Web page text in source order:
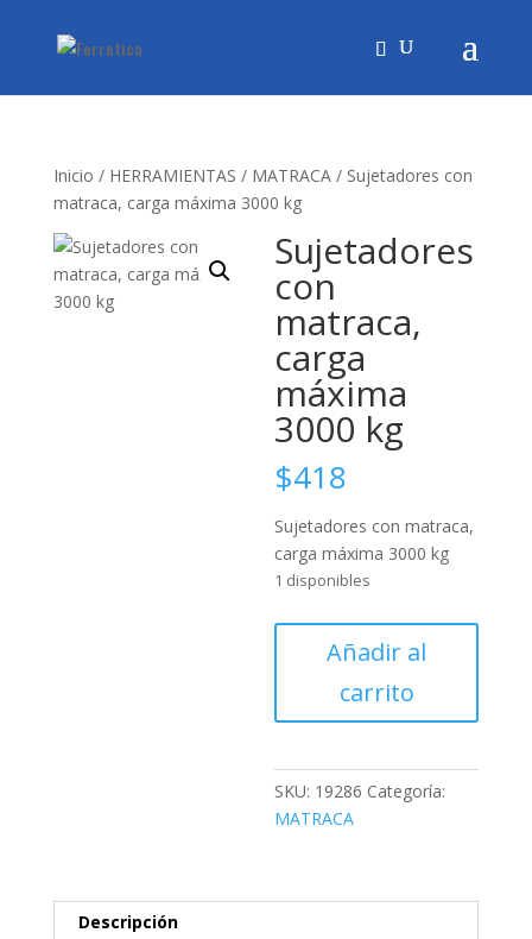
Inicio / HERRAMIENTAS / MATRACA/ Sujetadores con
matraca, carga máxima 3000 kg
Sujetadores
con
matraca,
carga
máxima
3000 kg
$418
Sujetadores con matraca,
carga máxima 3000 kg
1 disponibles
matraca,
carga
3000
kg
cantidad
Añadir al
carrito
SKU: 19286 Categoría:
MATRACA
Descripción